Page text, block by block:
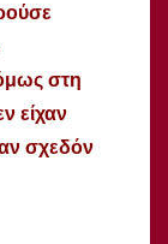
στη
είχαν
σχεδόν